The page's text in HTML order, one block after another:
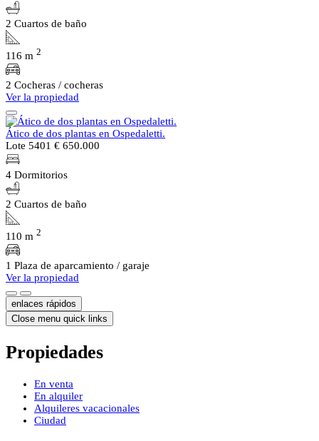
2 Cuartos de baño
116 m 2
2 Cocheras / cocheras
Ver la propiedad
Ático de dos plantas en Ospedaletti.
Lote 5401 € 650.000
4 Dormitorios
2 Cuartos de baño
110 m 2
1 Plaza de aparcamiento / garaje
Ver la propiedad
enlaces rápidos
Close menu quick links
Propiedades
En venta
En alquiler
Alquileres vacacionales
Ciudad